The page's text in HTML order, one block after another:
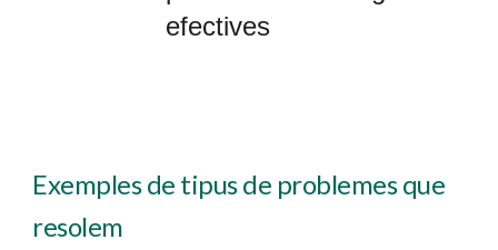
efectives
Exemples de tipus de problemes que
resolem